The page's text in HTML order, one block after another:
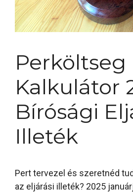
Perköltseg
Kalkulátor
Bírósági
Illeték
Pert tervezel és szeretnéd
az eljárási illeték? 2025